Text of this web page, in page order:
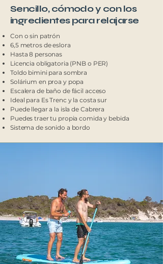
Sencillo, cómodo y con los
ingredientes para relajarse
Con o sin patrón
6,5 metros de eslora
Hasta 8 personas
Licencia obligatoria (PNB o PER)
Toldo bimini para sombra
Solárium en proa y popa
Escalera de baño de fácil acceso
Ideal para Es Trenc y la costa sur
Puede llegar a la isla de Cabrera
Puedes traer tu propia comida y bebida
Sistema de sonido a bordo